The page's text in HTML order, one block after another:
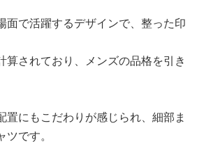
面で活躍するデザインで、整った印
算されており、メンズの品格を引き
置にもこだわりが感じられ、細部ま
です。